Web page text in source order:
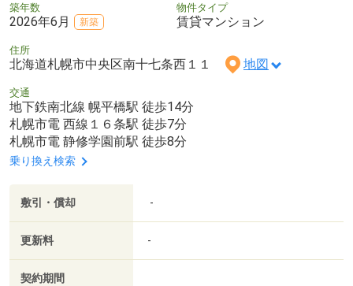
築年数
2026年6月 新築
物件タイプ
賃貸マンション
住所
北海道札幌市中央区南十七条西１１ 地図
交通
地下鉄南北線 幌平橋駅 徒歩14分
札幌市電 西線１６条駅 徒歩7分
札幌市電 静修学園前駅 徒歩8分
乗り換え検索
敷引・償却 -
更新料 -
契約期間